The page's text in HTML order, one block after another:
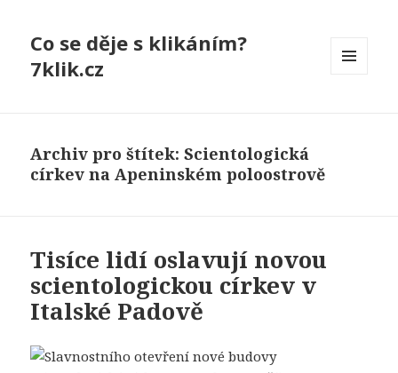
Co se děje s klikáním?
7klik.cz
Archiv pro štítek: Scientologická
církev na Apeninském poloostrově
Tisíce lidí oslavují novou
scientologickou církev v
Italské Padově